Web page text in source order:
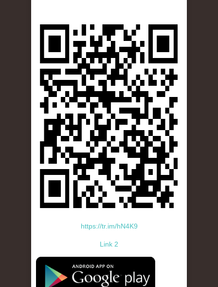
https://tr.im/hN4K9
Link 2
standard-icon-googleplay-app-store.png